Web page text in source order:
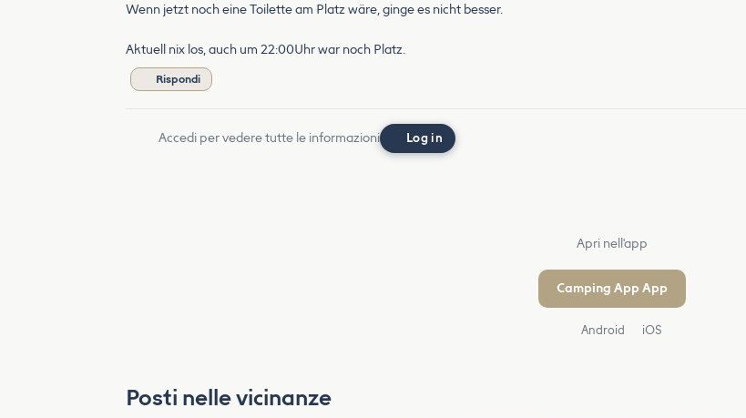
Wenn jetzt noch eine Toilette am Platz wäre, ginge es nicht besser.
Aktuell nix los, auch um 22:00Uhr war noch Platz.
Rispondi
Accedi per vedere tutte le informazioni Log in
Apri nell'app
Camping App App
Android iOS
Posti nelle vicinanze